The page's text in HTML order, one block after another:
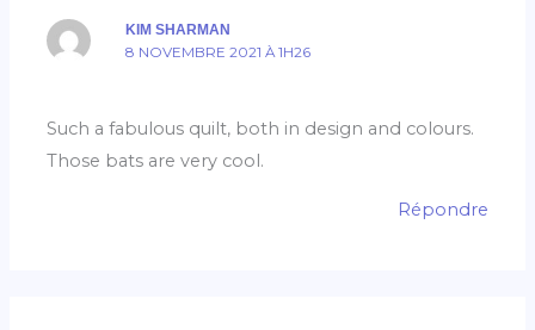
KIM SHARMAN
8 NOVEMBRE 2021 À 1H26
Such a fabulous quilt, both in design and colours.
Those bats are very cool.
Répondre